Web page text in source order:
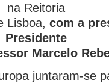
na Reitoria
Lisboa, com a
Presidente
Marcelo
juntaram-se